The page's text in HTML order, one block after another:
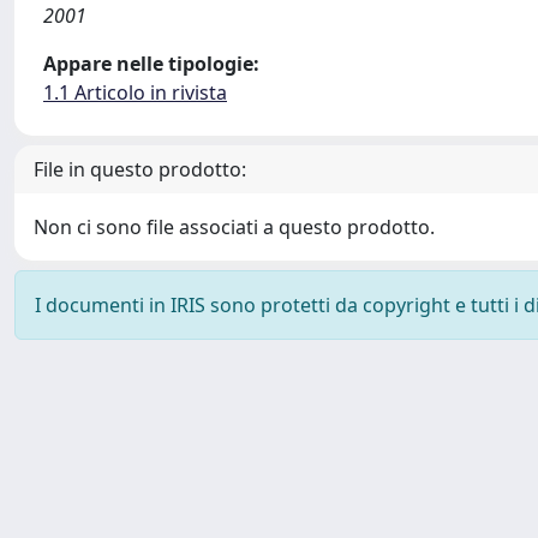
2001
Appare nelle tipologie:
1.1 Articolo in rivista
File in questo prodotto:
Non ci sono file associati a questo prodotto.
I documenti in IRIS sono protetti da copyright e tutti i